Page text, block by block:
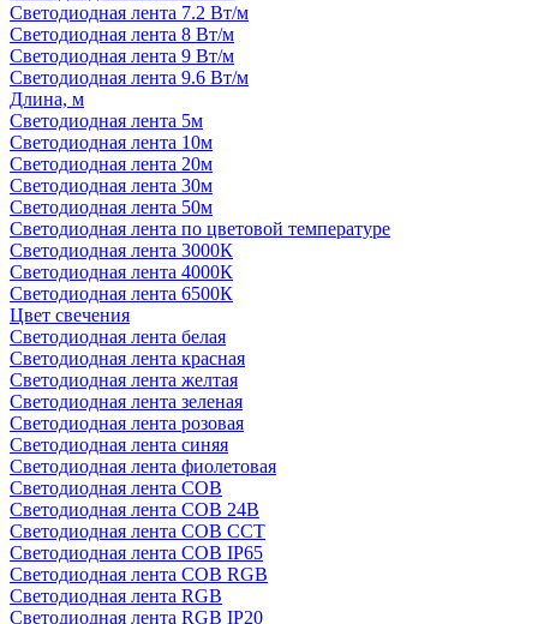
Светодиодная лента 7.2 Вт/м
Светодиодная лента 8 Вт/м
Светодиодная лента 9 Вт/м
Светодиодная лента 9.6 Вт/м
Длина, м
Светодиодная лента 5м
Светодиодная лента 10м
Светодиодная лента 20м
Светодиодная лента 30м
Светодиодная лента 50м
Светодиодная лента по цветовой температуре
Светодиодная лента 3000К
Светодиодная лента 4000К
Светодиодная лента 6500К
Цвет свечения
Светодиодная лента белая
Светодиодная лента красная
Светодиодная лента желтая
Светодиодная лента зеленая
Светодиодная лента розовая
Светодиодная лента синяя
Светодиодная лента фиолетовая
Светодиодная лента COB
Светодиодная лента COB 24В
Светодиодная лента COB CCT
Светодиодная лента COB IP65
Светодиодная лента COB RGB
Светодиодная лента RGB
Светодиодная лента RGB IP20